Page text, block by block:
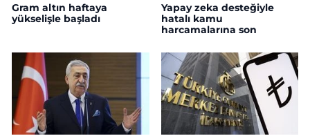
Gram altın haftaya
yükselişle başladı
Yapay zeka desteğiyle
hatalı kamu
harcamalarına son